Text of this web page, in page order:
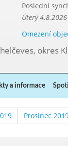
Poslední
Úterý
Omezení
okres
a informace
Prosinec